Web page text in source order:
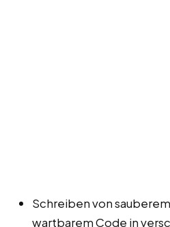
Schreiben von
wartbarem Code in